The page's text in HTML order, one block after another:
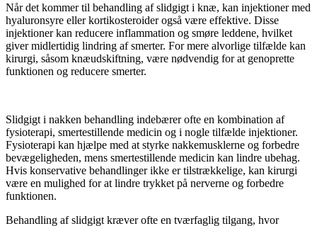
Når det kommer til behandling af slidgigt i knæ, kan injektioner med
hyaluronsyre eller kortikosteroider også være effektive. Disse
injektioner kan reducere inflammation og smøre leddene, hvilket
giver midlertidig lindring af smerter. For mere alvorlige tilfælde kan
kirurgi, såsom knæudskiftning, være nødvendig for at genoprette
funktionen og reducere smerter.
Slidgigt i nakken behandling indebærer ofte en kombination af
fysioterapi, smertestillende medicin og i nogle tilfælde injektioner.
Fysioterapi kan hjælpe med at styrke nakkemusklerne og forbedre
bevægeligheden, mens smertestillende medicin kan lindre ubehag.
Hvis konservative behandlinger ikke er tilstrækkelige, kan kirurgi
være en mulighed for at lindre trykket på nerverne og forbedre
funktionen.
Behandling af slidgigt kræver ofte en tværfaglig tilgang, hvor